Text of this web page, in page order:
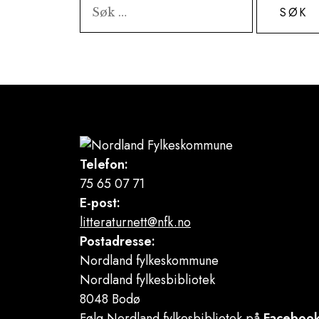
etter:
Telefon:
75 65 07 71
E-post:
litteraturnett@nfk.no
Postadresse:
Nordland fylkeskommune
Nordland fylkesbibliotek
8048 Bodø